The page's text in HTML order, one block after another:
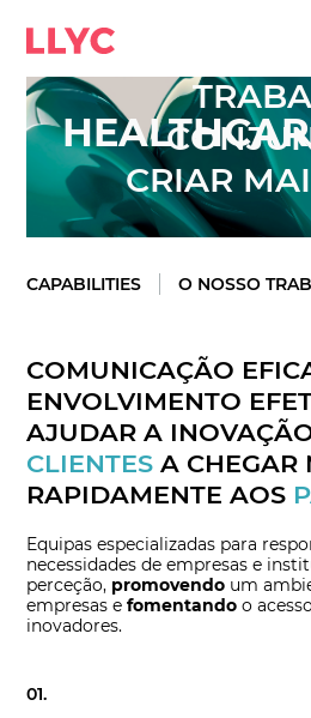
CRIAR
CAPABILITIES O NOSSO
COMUNICAÇÃO
ENVOLVIMENTO
AJUDAR A
CLIENTES A CHEGAR
RAPIDAMENTE AOS
Equipas especializadas para
necessidades de empresas e
perceção, promovendo um
empresas efomentando o
inovadores.